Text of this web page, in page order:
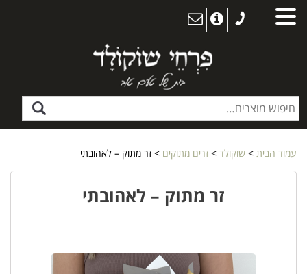
עמוד הבית > שוקולד > זרים מתוקים > זר מתוק – לאהובתי
זר מתוק – לאהובתי